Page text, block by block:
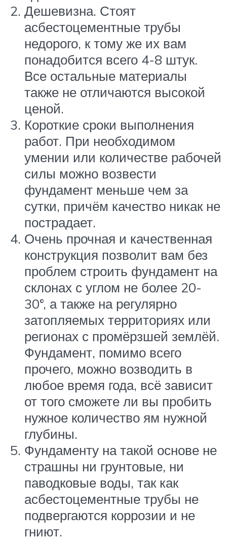
Дешевизна. Стоят
асбестоцементные трубы
недорого, к тому же их вам
понадобится всего 4-8 штук.
Все остальные материалы
также не отличаются высокой
ценой.
Короткие сроки выполнения
работ. При необходимом
умении или количестве рабочей
силы можно возвести
фундамент меньше чем за
сутки, причём качество никак не
пострадает.
Очень прочная и качественная
конструкция позволит вам без
проблем строить фундамент на
склонах с углом не более 20-
30°, а также на регулярно
затопляемых территориях или
регионах с промёрзшей землёй.
Фундамент, помимо всего
прочего, можно возводить в
любое время года, всё зависит
от того сможете ли вы пробить
нужное количество ям нужной
глубины.
Фундаменту на такой основе не
страшны ни грунтовые, ни
паводковые воды, так как
асбестоцементные трубы не
подвергаются коррозии и не
гниют.